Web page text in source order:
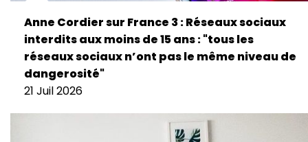
Anne Cordier sur France 3 : Réseaux sociaux
interdits aux moins de 15 ans : "tous les
réseaux sociaux n’ont pas le même niveau de
dangerosité"
21 Juil 2026